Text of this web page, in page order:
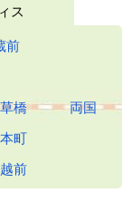
ス
前
橋
両国
町
前